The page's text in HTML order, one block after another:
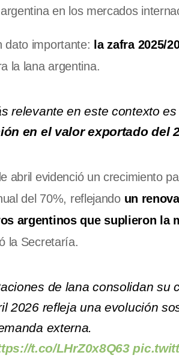
en los mercados
dato importante: la zafra 2025/
la lana argentina.
relevante en este contexto
en el valor exportado del
abril evidenció un crecimiento
del 70%, reflejando un
argentinos que suplieron la
la Secretaría.
de lana consolidan su
2026 refleja una evolución
externa.
t.co/LHrZ0x8Q63